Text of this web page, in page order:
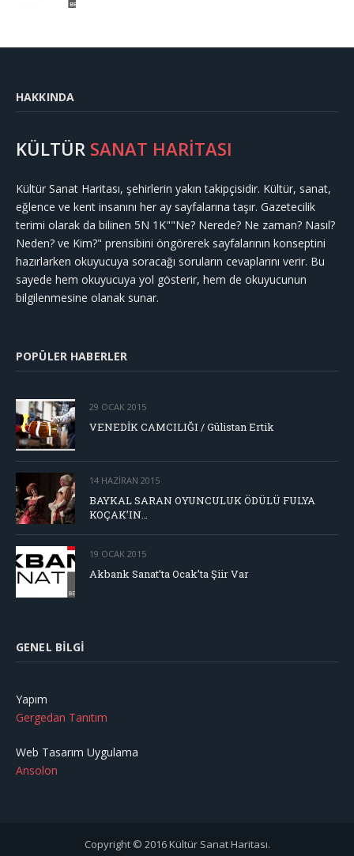
HAKKINDA
KÜLTÜR SANAT HARİTASI
Kültür Sanat Haritası, şehirlerin yakın takipçisidir. Kültür, sanat,
eğlence ve kent insanını her ay sayfalarına taşır. Gazetecilik
terimi olarak da bilinen 5N 1K""Ne? Nerede? Ne zaman? Nasıl?
Neden? ve Kim?" prensibini öngörerek sayfalarının konseptini
hazırlarken okuyucuya soracağı soruların cevaplarını verir. Bu
sayede hem okuyucuya yol gösterir, hem de okuyucunun
bilgilenmesine olanak sunar.
POPÜLER HABERLER
29 OCAK 2015
VENEDİK CAMCILIĞI / Gülistan Ertik
14 HAZIRAN 2015
BAYKAL SARAN OYUNCULUK ÖDÜLÜ FULYA
KOÇAK’IN…
19 OCAK 2015
Akbank Sanat’ta Ocak’ta Şiir Var
GENEL BILGI
Yapım
Gergedan Tanıtım
Web Tasarım Uygulama
Ansolon
Copyright © 2016 Kültür Sanat Haritası.